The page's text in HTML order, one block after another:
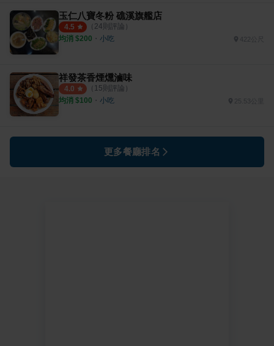
玉仁八寶冬粉 礁溪旗艦店
4.5 （ 24則評論）
均消 $200 ・ 小吃 422公尺
祥發茶香煙燻滷味
4.0 （ 15則評論）
均消 $100 ・ 小吃 25.53公里
更多餐廳排名